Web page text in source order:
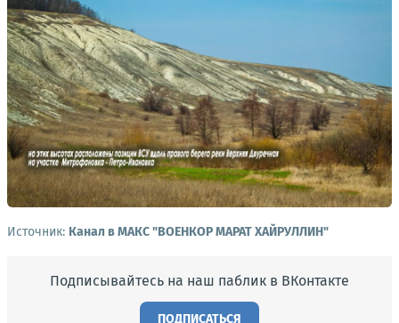
Источник: Канал в МАКС "ВОЕНКОР МАРАТ ХАЙРУЛЛИН"
Подписывайтесь на наш паблик в ВКонтакте
ПОДПИСАТЬСЯ